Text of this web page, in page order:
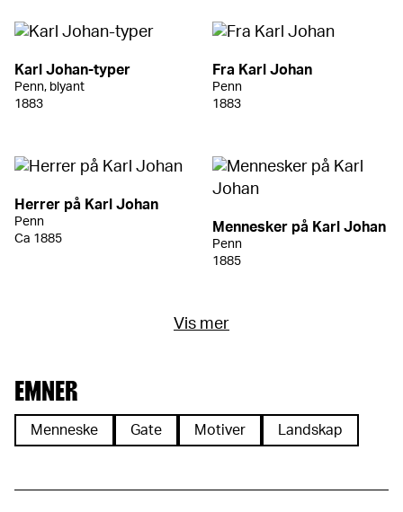
Karl Johan-typer
Penn, blyant
1883
Fra Karl Johan
Penn
1883
Herrer på Karl Johan
Penn
Ca 1885
Mennesker på Karl Johan
Penn
1885
Vis mer
EMNER
Menneske Gate Motiver Landskap